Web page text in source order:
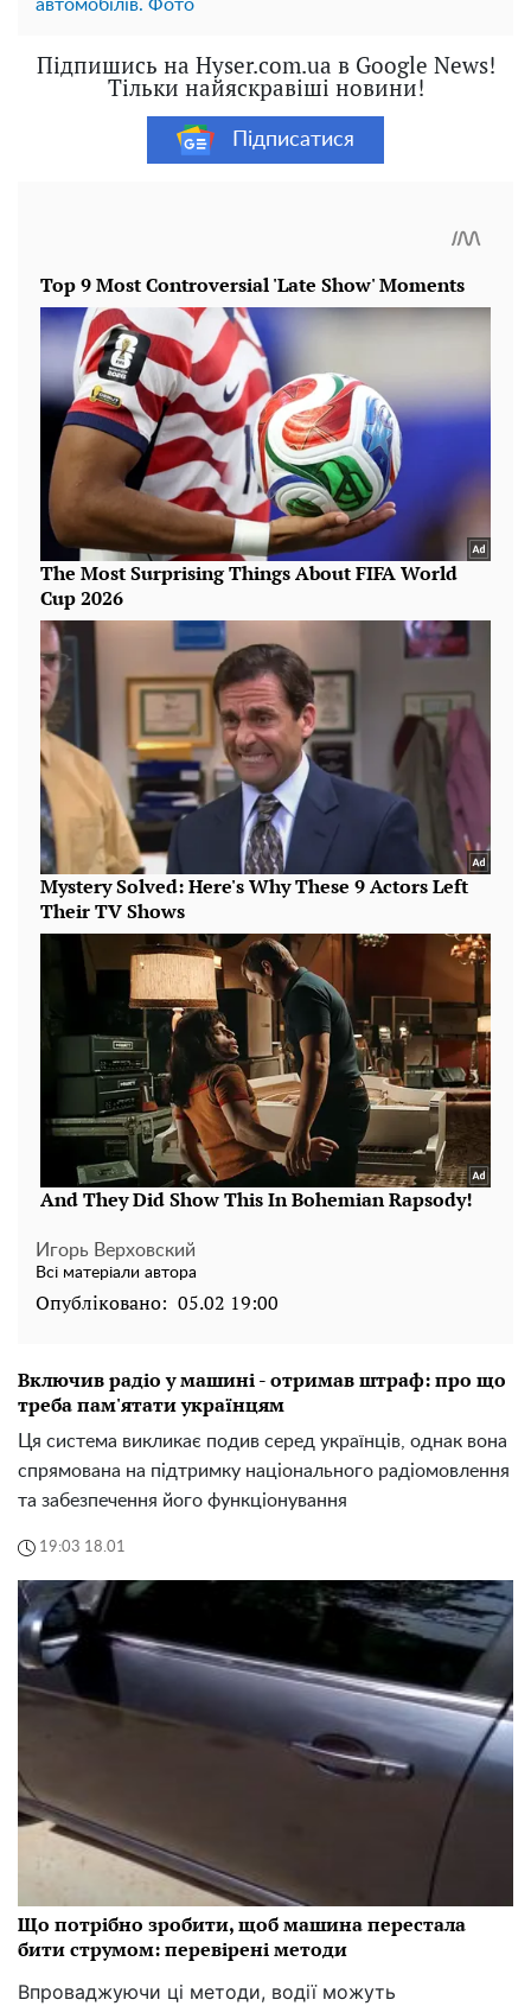
автомобілів. Фото
Підпишись на Hyser.com.ua в Google News!
Тільки найяскравіші новини!
Підписатися
Игорь Верховский
Всі матеріали автора
Опубліковано: 05.02 19:00
Включив радіо у машині - отримав штраф: про що
треба пам'ятати українцям
Ця система викликає подив серед українців, однак вона
спрямована на підтримку національного радіомовлення
та забезпечення його функціонування
19:03 18.01
Що потрібно зробити, щоб машина перестала
бити струмом: перевірені методи
Впроваджуючи ці методи, водії можуть